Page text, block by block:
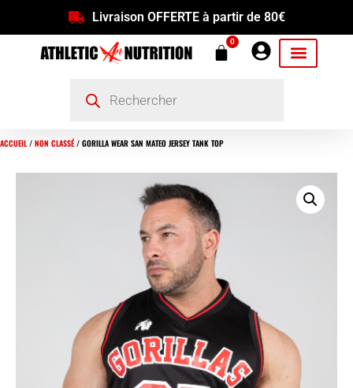
Livraison OFFERTE à partir de 80€
0
ACCUEIL/ NON CLASSÉ/ GORILLA WEAR SAN MATEO JERSEY TANK TOP